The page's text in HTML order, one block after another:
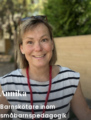
Annika
Barnskötare inom
småbarnspedagogik